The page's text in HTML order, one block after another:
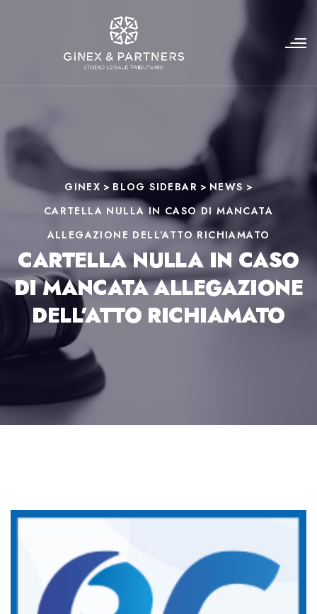
GINEX > BLOG SIDEBAR > NEWS >
CARTELLA NULLA IN CASO DI MANCATA
ALLEGAZIONE DELL’ATTO RICHIAMATO
CARTELLA NULLA IN CASO
DI MANCATA ALLEGAZIONE
DELL’ATTO RICHIAMATO